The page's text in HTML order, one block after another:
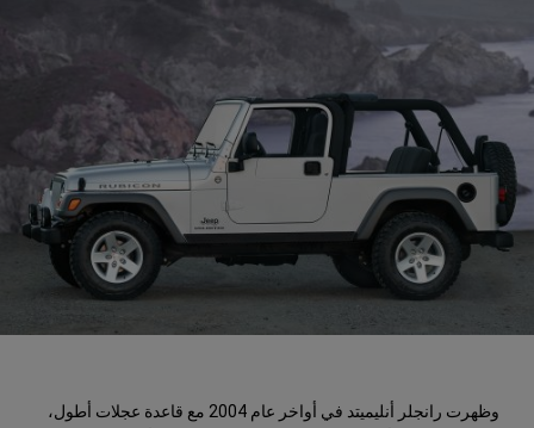
وظهرت رانجلر أنليميتد في أواخر عام 2004 مع قاعدة عجلات أطول،